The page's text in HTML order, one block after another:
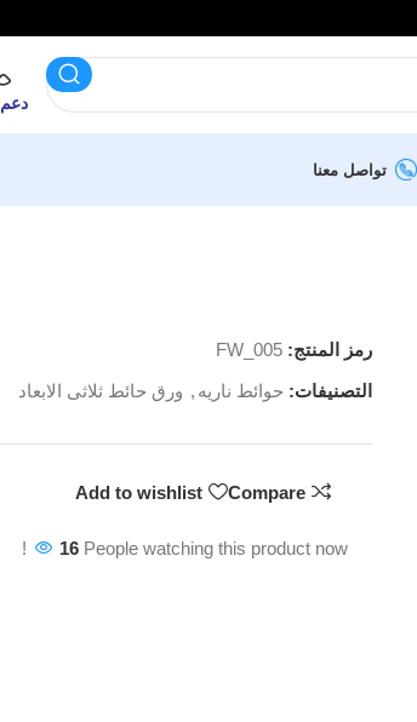
دعم 24/16
تواصل معنا
رمز المنتج: FW_005
التصنيفات: حوائط ناريه , ورق حائط ثلاثى الابعاد
Compare
Add to wishlist
16 People watching this product now!